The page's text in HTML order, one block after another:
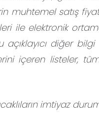
muhtemel satış
ile elektronik
diğer
içeren listeler,
imtiyaz